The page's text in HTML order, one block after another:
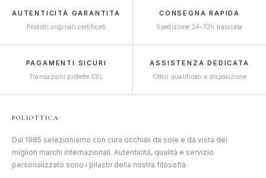
AUTENTICITÀ GARANTITA
Prodotti originali certificati
CONSEGNA RAPIDA
Spedizione 24–72h tracciata
PAGAMENTI SICURI
Transazioni protette SSL
ASSISTENZA DEDICATA
Ottici qualificati a disposizione
POLIOTTICA
Dal 1985 selezioniamo con cura occhiali da sole e da vista dei
migliori marchi internazionali. Autenticità, qualità e servizio
personalizzato sono i pilastri della nostra filosofia.